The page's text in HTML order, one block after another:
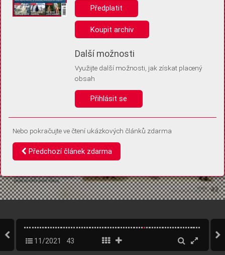
uložením volitelných informací:
Anonymní unikátní ID
Díky němu příště poznáme, že se jedná o stejné zařízení, a
Identifikátor je zcela anonymní.
Vaše souhlasy a odmítnutí si ukládáme do vašeho zařízení, abychom se
vás už příště znovu neptali. Můžete je kdykoli později upravit ve Správě
11/2021 43
Předplatit
Koupit archiv
Další možnosti
Využijte další možnosti, jak získat placený
obsah
Přihlásit se
Nebo pokračujte ve čtení ukázkových článků zdarma
Předchozí článek zdarma